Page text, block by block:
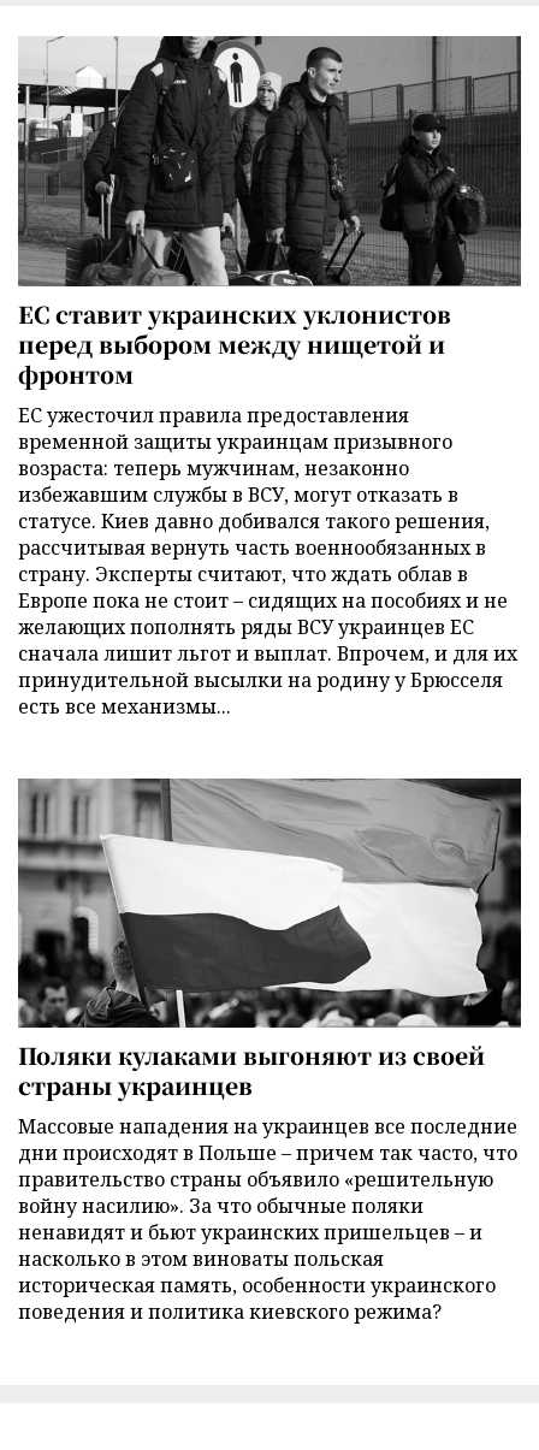
ЕС ставит украинских уклонистов
перед выбором между нищетой и
фронтом
ЕС ужесточил правила предоставления
временной защиты украинцам призывного
возраста: теперь мужчинам, незаконно
избежавшим службы в ВСУ, могут отказать в
статусе. Киев давно добивался такого решения,
рассчитывая вернуть часть военнообязанных в
страну. Эксперты считают, что ждать облав в
Европе пока не стоит – сидящих на пособиях и не
желающих пополнять ряды ВСУ украинцев ЕС
сначала лишит льгот и выплат. Впрочем, и для их
принудительной высылки на родину у Брюсселя
есть все механизмы...
Поляки кулаками выгоняют из своей
страны украинцев
Массовые нападения на украинцев все последние
дни происходят в Польше – причем так часто, что
правительство страны объявило «решительную
войну насилию». За что обычные поляки
ненавидят и бьют украинских пришельцев – и
насколько в этом виноваты польская
историческая память, особенности украинского
поведения и политика киевского режима?